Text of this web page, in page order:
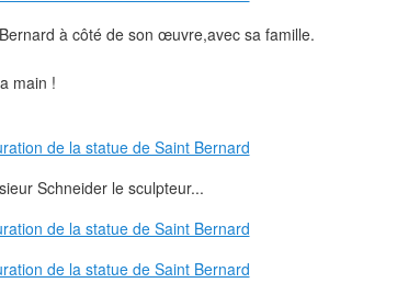
à côté de son œuvre,avec sa famille.
main !
Schneider le sculpteur...